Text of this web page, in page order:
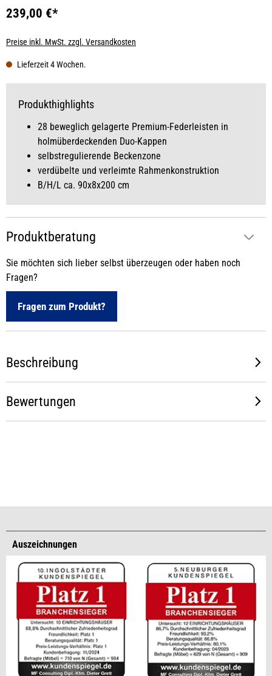
Produkthighlights
28 beweglich gelagerte Premium-Federleisten in
holmüberdeckenden Duo-Kappen
selbstregulierende Beckenzone
verdübelte und verleimte Rahmenkonstruktion
B/H/L ca. 90x8x200 cm
239,00 €*
Preise inkl. MwSt. zzgl. Versandkosten
Lieferzeit 4 Wochen.
Produktberatung
Sie möchten sich lieber selbst überzeugen oder haben noch
Fragen?
Fragen zum Produkt?
Beschreibung
Bewertungen
Auszeichnungen